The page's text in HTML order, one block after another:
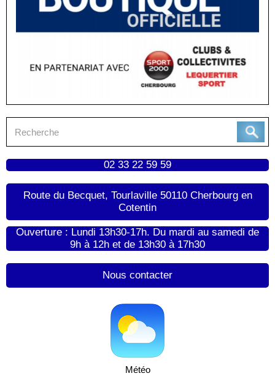
02 33 22 59 59
Route du Becquet, Tourlaville 50110 Cherbourg en
Cotentin
Ouverture : Lundi 13h30-17h. Du mardi au samedi de
9h à 12h et de 13h30 à 17h30
Nous contacter
Météo